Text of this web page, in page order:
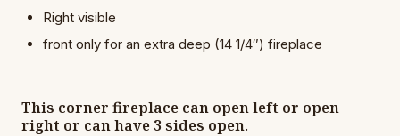
Right visible
front only for an extra deep (14 1/4″) fireplace
This corner fireplace can open left or open
right or can have 3 sides open.